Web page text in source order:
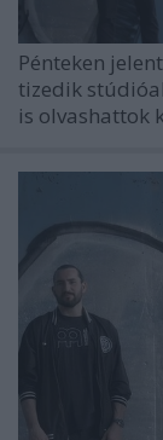
Pénteken
tizedik
is olvashattok